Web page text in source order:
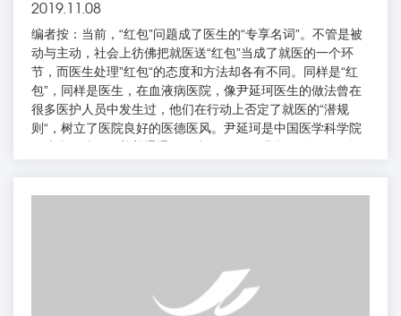
2019.11.08
编者按：当前，“红包”问题成了医生的“专享名词”。不管是被
动与主动，社会上彷佛把就医送“红包”当成了就医的一个环
节，而医生处理”红包“的态度和方法却各有不同。同样是“红
包”，同样是医生，在血液病医院，像尹延珂医生的做法曾在
很多医护人员中发生过，他们在行动上否定了就医的“潜规
则“，树立了医院良好的医德医风。尹延珂是中国医学科学院